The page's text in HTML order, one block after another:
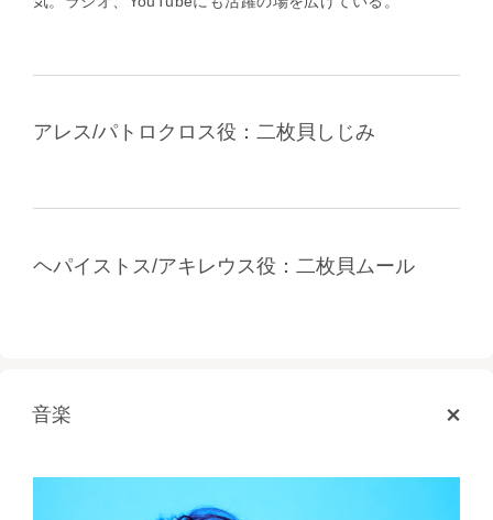
アレス/パトロクロス役：二枚貝しじみ
ヘパイストス/アキレウス役：二枚貝ムール
音楽